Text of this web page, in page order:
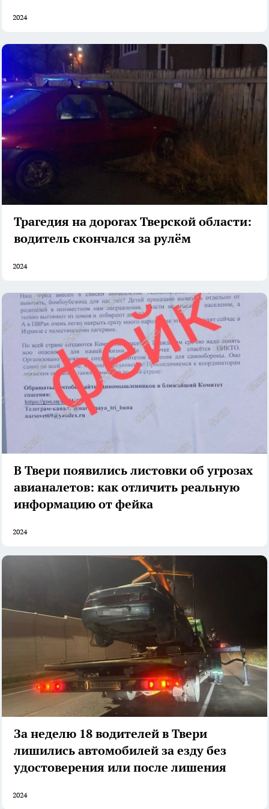
2024
Трагедия на дорогах Тверской области:
водитель скончался за рулём
2024
В Твери появились листовки об угрозах
авианалетов: как отличить реальную
информацию от фейка
2024
За неделю 18 водителей в Твери
лишились автомобилей за езду без
удостоверения или после лишения
2024